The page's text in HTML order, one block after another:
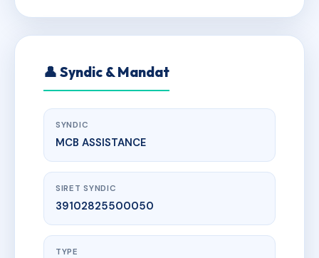
👤 Syndic & Mandat
SYNDIC
MCB ASSISTANCE
SIRET SYNDIC
39102825500050
TYPE